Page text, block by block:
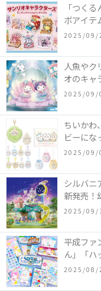
「つく
ボアイテ
ん」など
のメリ
付きのウ
2025/09/
人魚やク
オのキャ
2025～
ズメン
ン」で開
2025/09/
ちいかわ
ビーにな
ビー)』の
2025/09/
シルバニ
新発売！
などの装
2025/09/
平成ファ
ん」「ハ
どの「カ
2025/08/